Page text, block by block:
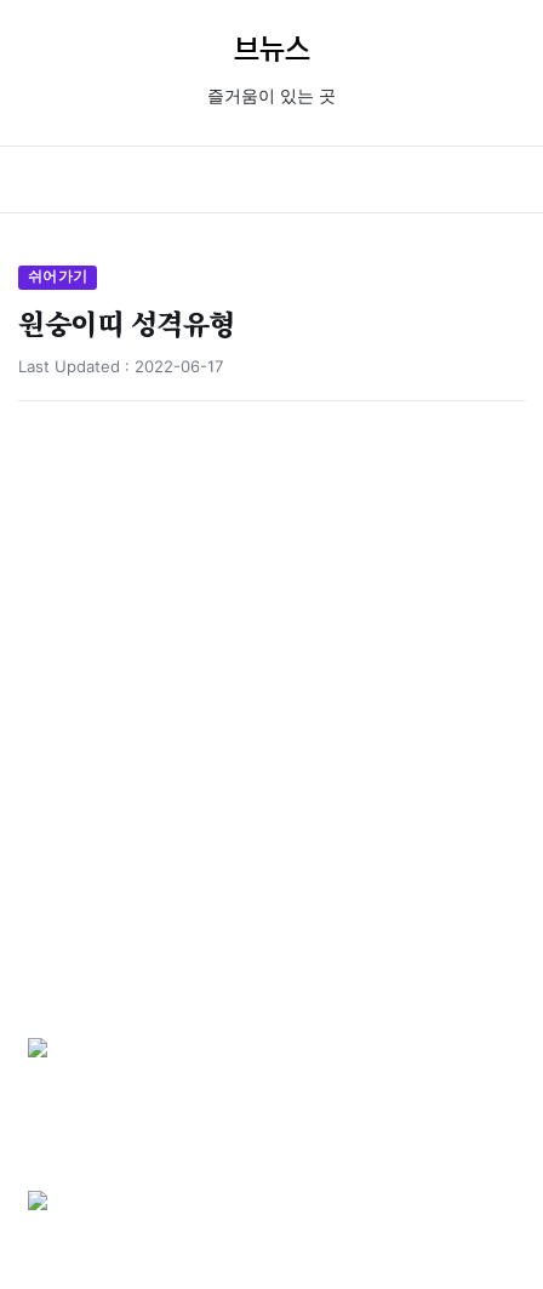
브뉴스
즐거움이 있는 곳
쉬어가기
원숭이띠 성격유형
Last Updated : 2022-06-17